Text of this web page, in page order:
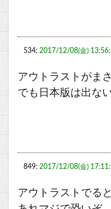
534: 2017/12/08(金)
アウトラストがま
でも日本版は出な
849: 2017/12/08(金)
アウトラストでる